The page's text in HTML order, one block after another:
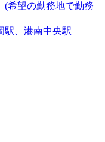
(希望の勤務地で勤務
駅、港南中央駅